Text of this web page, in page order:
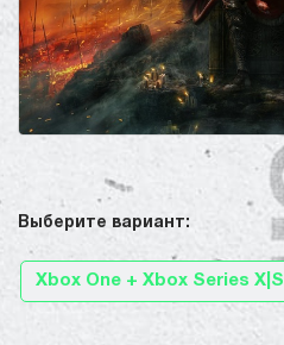
Выберите вариант:
Xbox One + Xbox Series X|S